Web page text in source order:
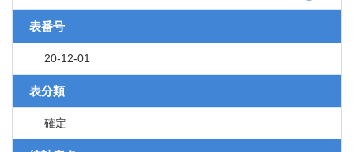
表番号
20-12-01
表分類
確定